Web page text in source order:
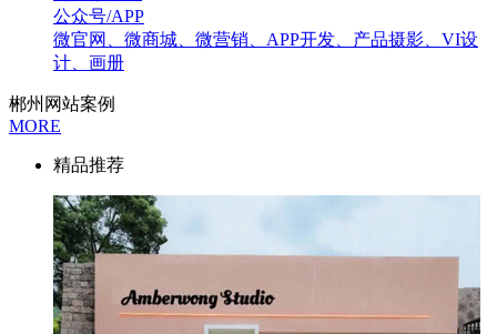
公众号/APP
微官网、微商城、微营销、APP开发、产品摄影、VI设
计、画册
郴州网站案例
MORE
精品推荐